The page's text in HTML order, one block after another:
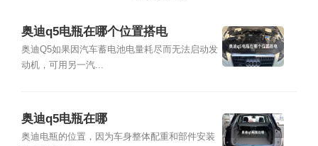
奥迪q5电瓶在哪个位置搭电
奥迪Q5如果因汽车蓄电池电量耗尽而无法启动发
动机，可用另一汽...
奥迪q5电瓶在哪
奥迪电瓶的位置，因为车身整体配重和部件安装